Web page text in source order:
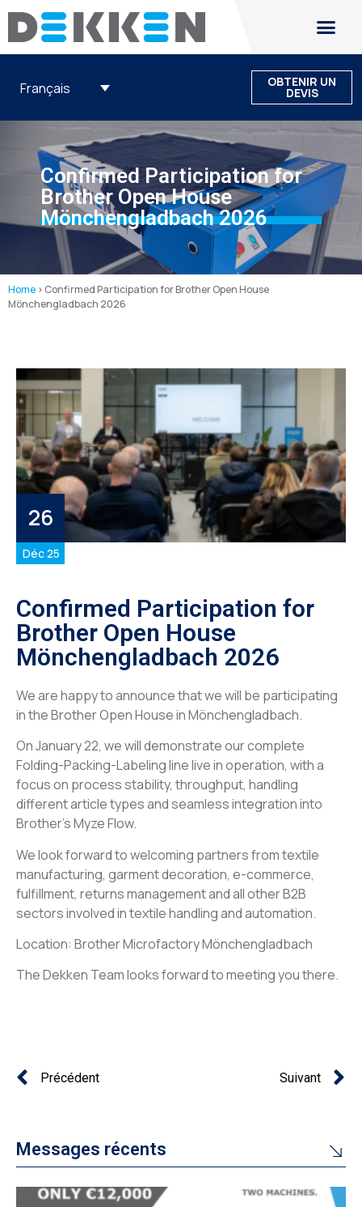
Français OBTENIR UN
DEVIS
Confirmed Participation for
Brother Open House
Mönchengladbach 2026
Home > Confirmed Participation for Brother Open House
Mönchengladbach 2026
26
Déc 25
Confirmed Participation for
Brother Open House
Mönchengladbach 2026
We are happy to announce that we will be participating
in the Brother Open House in Mönchengladbach.
On January 22, we will demonstrate our complete
Folding-Packing-Labeling line live in operation, with a
focus on process stability, throughput, handling
different article types and seamless integration into
Brother’s Myze Flow.
We look forward to welcoming partners from textile
manufacturing, garment decoration, e-commerce,
fulfillment, returns management and all other B2B
sectors involved in textile handling and automation.
Location: Brother Microfactory Mönchengladbach
The Dekken Team looks forward to meeting you there.
Précédent Suivant
Messages récents